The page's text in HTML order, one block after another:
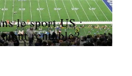
le sport US :
rentable?